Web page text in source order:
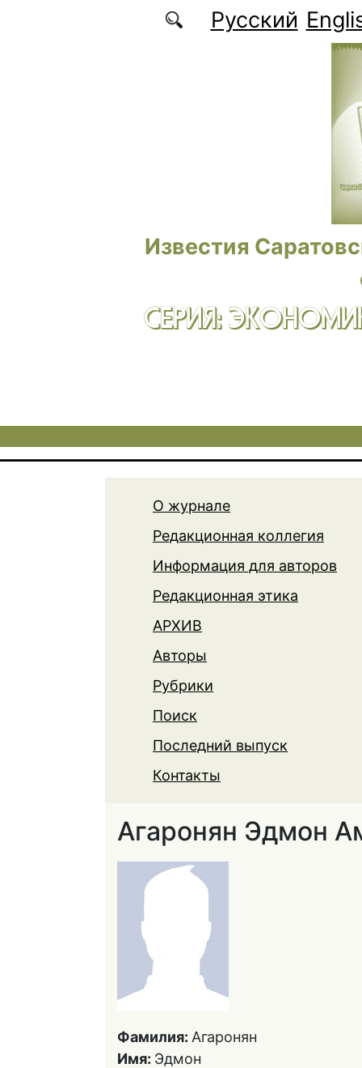
Перейти к основному содержаниюРусский
Известия
СЕРИЯ:
О журнале
Редакционная коллегия
Информация для авторов
Редакционная этика
АРХИВ
Авторы
Рубрики
Поиск
Последний выпуск
Контакты
Агаронян Эдмон
Фамилия: Агаронян
Имя: Эдмон